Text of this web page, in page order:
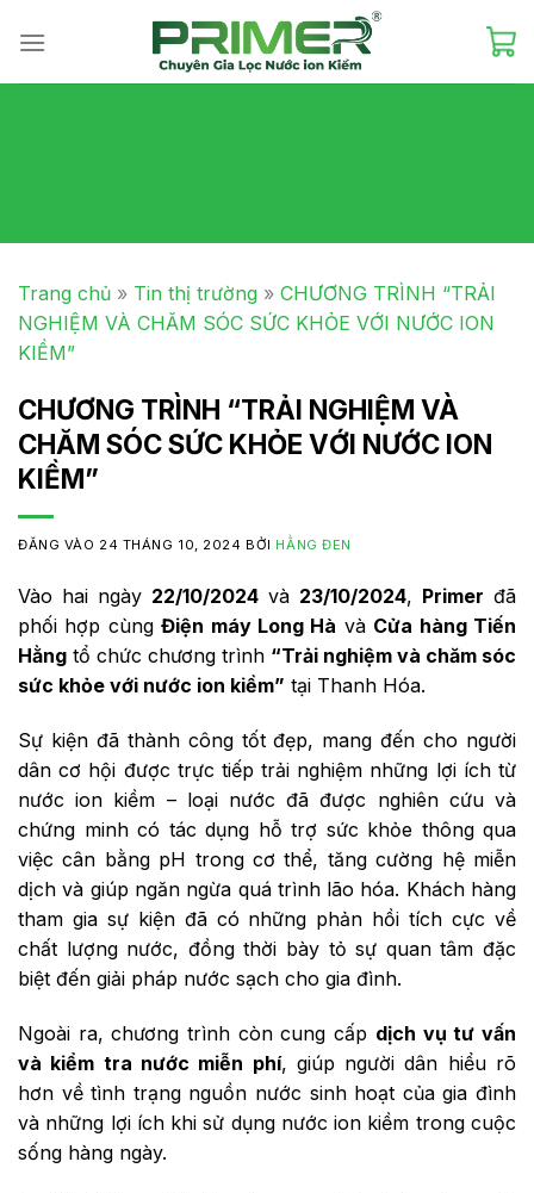
Trang chủ » Tin thị trường » CHƯƠNG TRÌNH “TRẢI
NGHIỆM VÀ CHĂM SÓC SỨC KHỎE VỚI NƯỚC ION
KIỀM”
CHƯƠNG TRÌNH “TRẢI NGHIỆM VÀ
CHĂM SÓC SỨC KHỎE VỚI NƯỚC ION
KIỀM”
ĐĂNG VÀO 24 THÁNG 10, 2024 BỞI HẰNG ĐEN
Vào hai ngày 22/10/2024 và 23/10/2024, Primer đã
phối hợp cùngĐiện máy Long Hà và Cửa hàng Tiến
Hằng tổ chức chương trình “Trải nghiệm và chăm sóc
sức khỏe với nước ion kiềm” tại Thanh Hóa.
Sự kiện đã thành công tốt đẹp, mang đến cho người
dân cơ hội được trực tiếp trải nghiệm những lợi ích từ
nước ion kiềm – loại nước đã được nghiên cứu và
chứng minh có tác dụng hỗ trợ sức khỏe thông qua
việc cân bằng pH trong cơ thể, tăng cường hệ miễn
dịch và giúp ngăn ngừa quá trình lão hóa. Khách hàng
tham gia sự kiện đã có những phản hồi tích cực về
chất lượng nước, đồng thời bày tỏ sự quan tâm đặc
biệt đến giải pháp nước sạch cho gia đình.
Ngoài ra, chương trình còn cung cấp dịch vụ tư vấn
và kiểm tra nước miễn phí, giúp người dân hiểu rõ
hơn về tình trạng nguồn nước sinh hoạt của gia đình
và những lợi ích khi sử dụng nước ion kiềm trong cuộc
sống hàng ngày.